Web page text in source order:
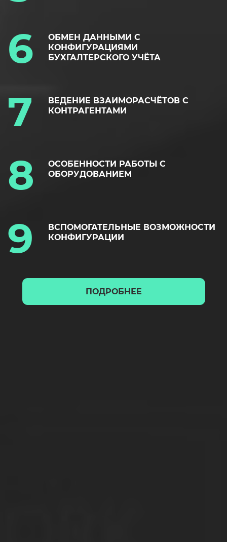
ОБМЕН ДАННЫМИ С
КОНФИГУРАЦИЯМИ
БУХГАЛТЕРСКОГО УЧЁТА
ВЕДЕНИЕ ВЗАИМОРАСЧЁТОВ С
КОНТРАГЕНТАМИ
ОСОБЕННОСТИ РАБОТЫ С
ОБОРУДОВАНИЕМ
ВСПОМОГАТЕЛЬНЫЕ ВОЗМОЖНОСТИ
КОНФИГУРАЦИИ
ПОДРОБНЕЕ